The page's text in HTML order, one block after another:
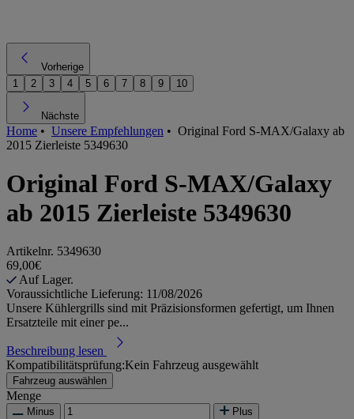
Vorherige
1
2 3 4 5 6 7 8 9 10
Nächste
Home • Unsere Empfehlungen • Original Ford S-MAX/Galaxy ab
2015 Zierleiste 5349630
Original Ford S-MAX/Galaxy
ab 2015 Zierleiste 5349630
Artikelnr. 5349630
69,00€
Auf Lager.
Voraussichtliche Lieferung: 11/08/2026
Unsere Kühlergrills sind mit Präzisionsformen gefertigt, um Ihnen
Ersatzteile mit einer pe...
Beschreibung lesen
Kompatibilitätsprüfung:Kein Fahrzeug ausgewählt
Fahrzeug auswählen
Menge
Minus
Plus